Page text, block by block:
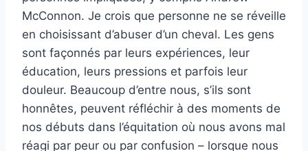
McConnon. Je crois que personne ne se réveille
en choisissant d’abuser d’un cheval. Les gens
sont façonnés par leurs expériences, leur
éducation, leurs pressions et parfois leur
douleur. Beaucoup d’entre nous, s’ils sont
honnêtes, peuvent réfléchir à des moments de
nos débuts dans l’équitation où nous avons mal
réagi par peur ou par confusion – lorsque nous